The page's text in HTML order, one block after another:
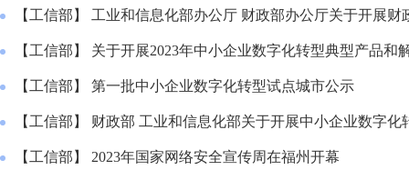
【工信部】 工业和信息化部办公厅 财政部办公厅关于开展财政支持中小企业数字化转型
【工信部】 关于开展2023年中小企业数字化转型典型产
【工信部】 第一批中小企业数字化转型试点城市公示
【工信部】 财政部 工业和信息化部关于开展中小企业数
【工信部】 2023年国家网络安全宣传周在福州开幕